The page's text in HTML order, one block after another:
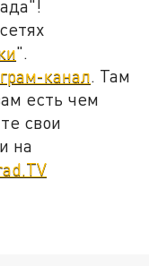
".
канал. Там
есть чем
свои
на